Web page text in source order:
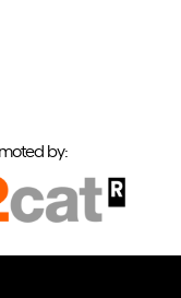
by: